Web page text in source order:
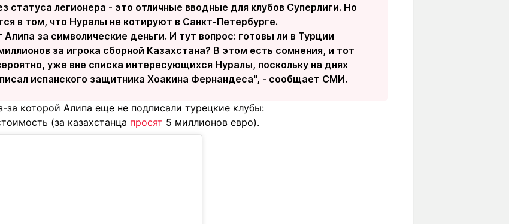
статуса легионера - это отличные вводные для клубов Суперлиги. Но
в том, что Нуралы не котируют в Санкт-Петербурге.
Алипа за символические деньги. И тут вопрос: готовы ли в Турции
за игрока сборной Казахстана? В этом есть сомнения, и тот
уже вне списка интересующихся Нуралы, поскольку на днях
испанского защитника Хоакина Фернандеса", - сообщает СМИ.
за которой Алипа еще не подписали турецкие клубы:
(за казахстанца просят 5 миллионов евро).